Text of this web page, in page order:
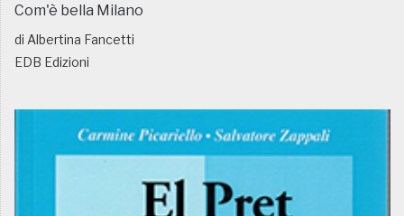
Com'è bella Milano
di Albertina Fancetti
EDB Edizioni